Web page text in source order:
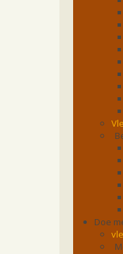
Doe